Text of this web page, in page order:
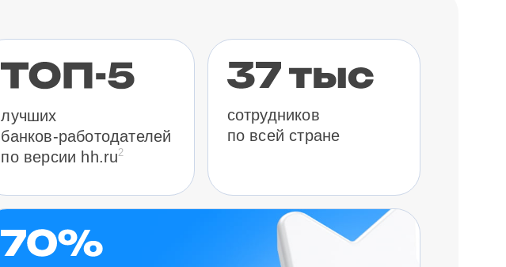
лучших
банков-работодателей
по версии hh.ru2
сотрудников
по всей стране